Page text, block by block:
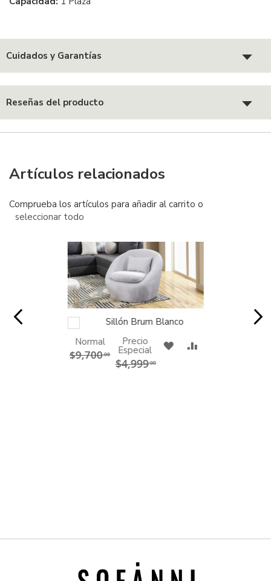
Cuidados y Garantías
Reseñas del producto
Artículos relacionados
Comprueba los artículos para añadir al carrito o
seleccionar todo
Sillón Brum Blanco
Normal
$9,700.00
Precio
Especial
$4,999.00
AGREGAR
A
COMPARAR